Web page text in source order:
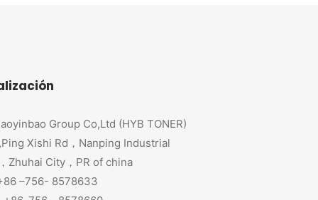
Group Co,Ltd (HYB TONER)
Xishi Rd，Nanping Industrial
Zhuhai City，PR of china
–756- 8578633